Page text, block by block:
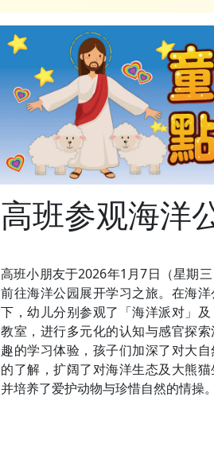
高班参观海洋
高班小朋友于2026年1月7日（星期
前往海洋公园展开学习之旅。在海
下，幼儿分别参观了「海洋派对」及
教室，进行多元化的认知与感官探
趣的学习体验，孩子们加深了对大
的了解，扩阔了对海洋生态及大熊猫
并培养了爱护动物与珍惜自然的情操。